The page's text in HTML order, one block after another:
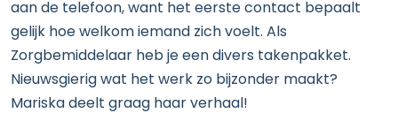
aan de telefoon, want het eerste contact bepaalt
gelijk hoe welkom iemand zich voelt. Als
Zorgbemiddelaar heb je een divers takenpakket.
Nieuwsgierig wat het werk zo bijzonder maakt?
Mariska deelt graag haar verhaal!